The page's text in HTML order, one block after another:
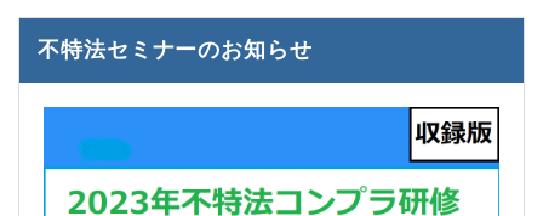
不特法セミナーのお知らせ